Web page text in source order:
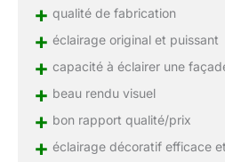
+ qualité de fabrication
+ éclairage original et puissant
+ capacité à éclairer une
+ beau rendu visuel
+ bon rapport qualité/prix
+ éclairage décoratif efficace